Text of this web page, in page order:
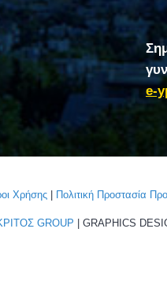
e-
Χρήσης
Πολιτική Προστασία
GROUP | GRAPHICS